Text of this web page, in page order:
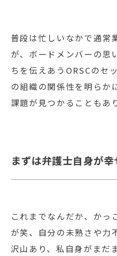
普段は忙しいなかで通常
が、ボードメンバーの思
ちを伝えあうORSCのセ
の組織の関係性を明らか
課題が見つかることもあ
まずは弁護士自身が
これまでなんだか、かっ
が笑、自分の未熟さや力
沢山あり、私自身がまだ